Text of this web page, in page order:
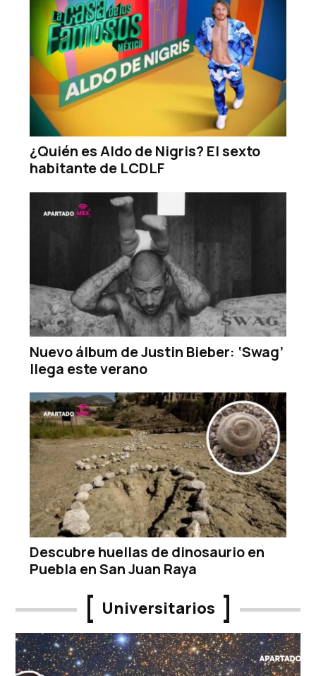
¿Quién es Aldo de Nigris? El sexto
habitante de LCDLF
Nuevo álbum de Justin Bieber: ‘Swag’
llega este verano
Descubre huellas de dinosaurio en
Puebla en San Juan Raya
Universitarios